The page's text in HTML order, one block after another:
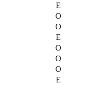
E
O
O
E
O
O
O
E